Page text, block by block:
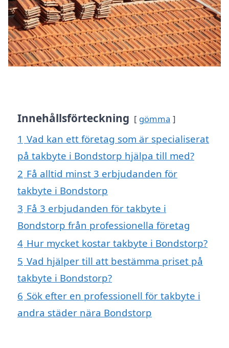
Innehållsförteckning gömma
1 Vad kan ett företag som är specialiserat
på takbyte i Bondstorp hjälpa till med?
2 Få alltid minst 3 erbjudanden för
takbyte i Bondstorp
3 Få 3 erbjudanden för takbyte i
Bondstorp från professionella företag
4 Hur mycket kostar takbyte i Bondstorp?
5 Vad hjälper till att bestämma priset på
takbyte i Bondstorp?
6 Sök efter en professionell för takbyte i
andra städer nära Bondstorp